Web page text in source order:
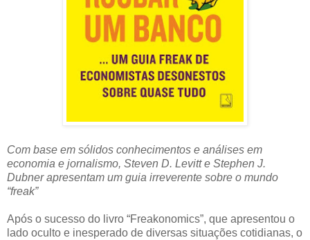
Com base em sólidos conhecimentos e análises em
economia e jornalismo, Steven D. Levitt e Stephen J.
Dubner apresentam um guia irreverente sobre o mundo
“freak”
Após o sucesso do livro “Freakonomics”, que apresentou o
lado oculto e inesperado de diversas situações cotidianas, o